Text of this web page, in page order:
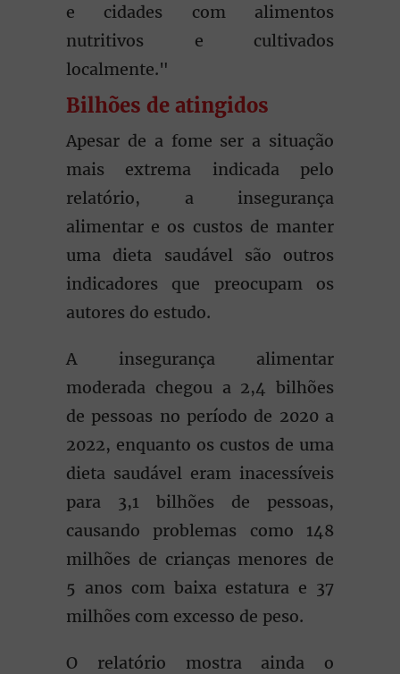
e cidades com alimentos
nutritivos e cultivados
localmente."
Bilhões de atingidos
Apesar de a fome ser a situação
mais extrema indicada pelo
relatório, a insegurança
alimentar e os custos de manter
uma dieta saudável são outros
indicadores que preocupam os
autores do estudo.
A insegurança alimentar
moderada chegou a 2,4 bilhões
de pessoas no período de 2020 a
2022, enquanto os custos de uma
dieta saudável eram inacessíveis
para 3,1 bilhões de pessoas,
causando problemas como 148
milhões de crianças menores de
5 anos com baixa estatura e 37
milhões com excesso de peso.
O relatório mostra ainda o